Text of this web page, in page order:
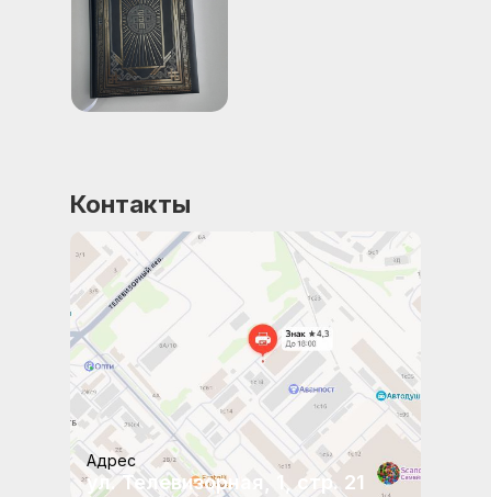
Контакты
Адрес
ул. Телевизорная, 1, стр. 21